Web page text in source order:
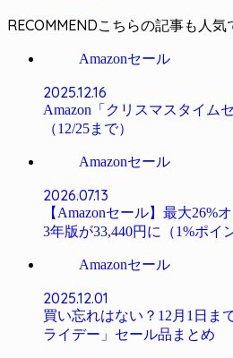
RECOMMEND
Amazonセール
2025.12.16
Amazon「クリスマスタイム
（12/25まで）
Amazonセール
2026.07.13
【Amazonセール】最大26%
3年版が33,440円に（1%ポイ
Amazonセール
2025.12.01
買い忘れはない？12月1日ま
ライデー」セール品まとめ